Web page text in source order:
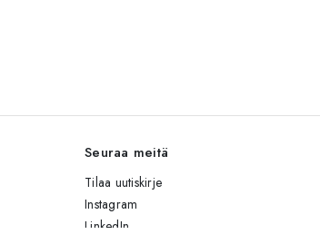
Seuraa meitä
Tilaa uutiskirje
Instagram
LinkedIn